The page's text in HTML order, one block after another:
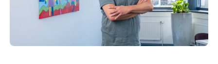
Behandelcentrum